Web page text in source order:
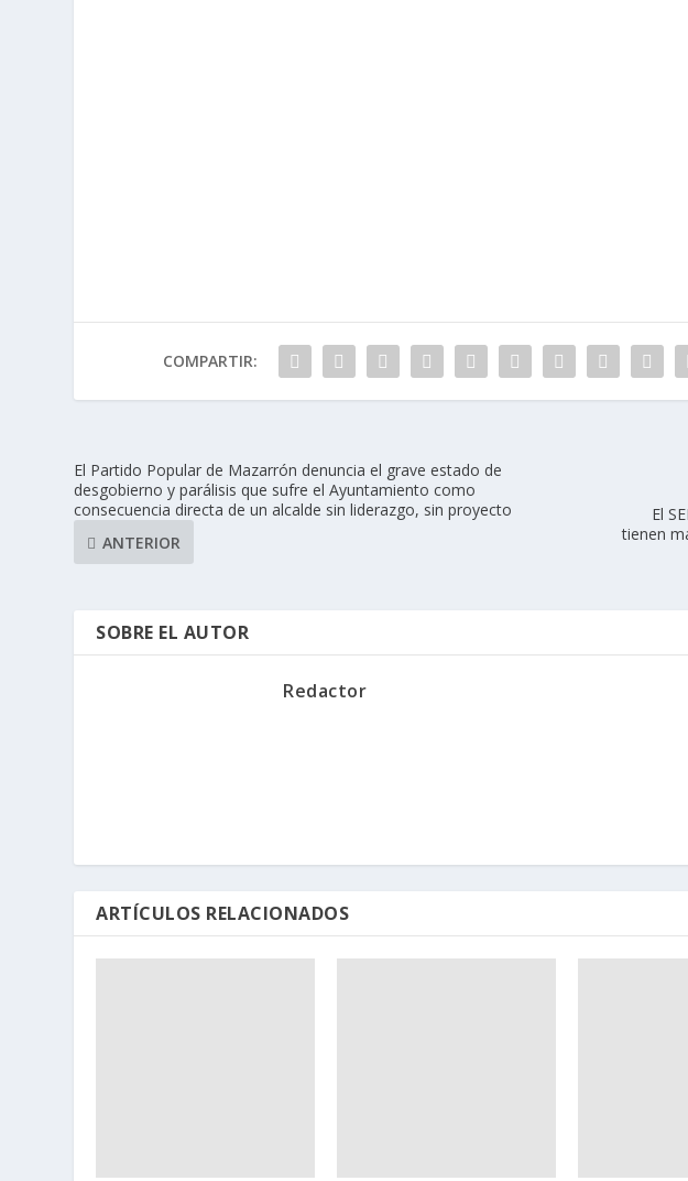
COMPARTIR:
El Partido Popular de Mazarrón denuncia el grave estado de
desgobierno y parálisis que sufre el Ayuntamiento como
consecuencia directa de un alcalde sin liderazgo, sin proyecto
ANTERIOR
El
tienen
SOBRE EL AUTOR
Redactor
ARTÍCULOS RELACIONADOS